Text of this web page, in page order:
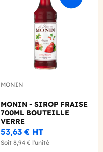
MONIN
MONIN - SIROP FRAISE
700ML BOUTEILLE
VERRE
53,63 € HT
Soit 8,94 € l'unité